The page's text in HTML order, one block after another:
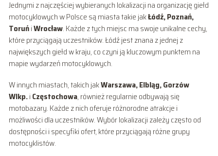
Jednymi z najczęściej wybieranych lokalizacji na organizację giełd
motocyklowych w Polsce są miasta takie jakŁódź, Poznań,
ToruńiWrocław. Każde z tych miejsc ma swoje unikalne cechy,
które przyciągają uczestników. Łódź jest znana z jednej z
największych giełd w kraju, co czyni ją kluczowym punktem na
mapie wydarzeń motocyklowych.
W innych miastach, takich jakWarszawa, Elbląg, Gorzów
Wlkp.i Częstochowa, również regularnie odbywają się
motobazary. Każde z nich oferuje różnorodne atrakcje i
możliwości dla uczestników. Wybór lokalizacji zależy często od
dostępności i specyfiki ofert, które przyciągają różne grupy
motocyklistów.